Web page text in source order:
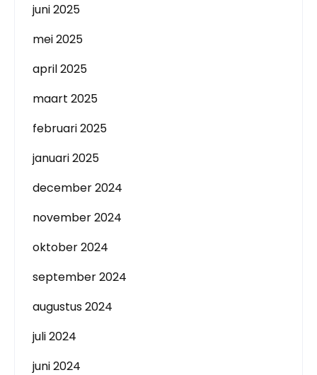
juni 2025
mei 2025
april 2025
maart 2025
februari 2025
januari 2025
december 2024
november 2024
oktober 2024
september 2024
augustus 2024
juli 2024
juni 2024